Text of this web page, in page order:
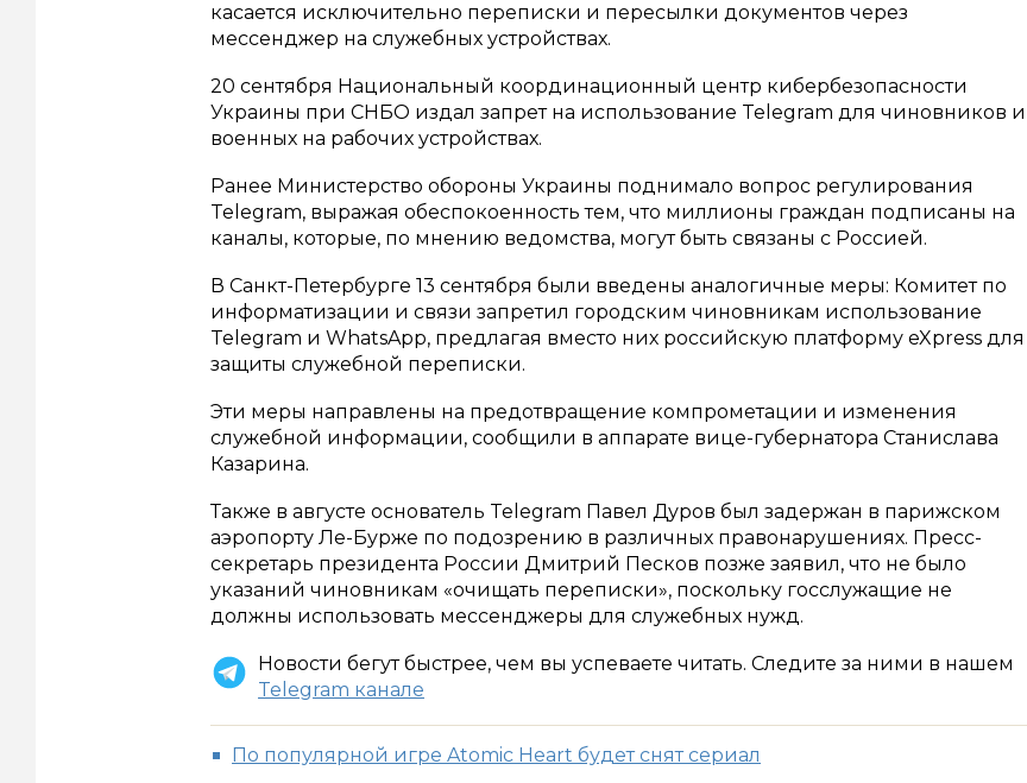
касается исключительно переписки и пересылки документов через
мессенджер на служебных устройствах.
20 сентября Национальный координационный центр кибербезопасности
Украины при СНБО издал запрет на использование Telegram для чиновников и
военных на рабочих устройствах.
Ранее Министерство обороны Украины поднимало вопрос регулирования
Telegram, выражая обеспокоенность тем, что миллионы граждан подписаны на
каналы, которые, по мнению ведомства, могут быть связаны с Россией.
В Санкт-Петербурге 13 сентября были введены аналогичные меры: Комитет по
информатизации и связи запретил городским чиновникам использование
Telegram и WhatsApp, предлагая вместо них российскую платформу eXpress для
защиты служебной переписки.
Эти меры направлены на предотвращение компрометации и изменения
служебной информации, сообщили в аппарате вице-губернатора Станислава
Казарина.
Также в августе основатель Telegram Павел Дуров был задержан в парижском
аэропорту Ле-Бурже по подозрению в различных правонарушениях. Пресс-
секретарь президента России Дмитрий Песков позже заявил, что не было
указаний чиновникам «очищать переписки», поскольку госслужащие не
должны использовать мессенджеры для служебных нужд.
Новости бегут быстрее, чем вы успеваете читать. Следите за ними в нашем
Telegram канале
По популярной игре Atomic Heart будет снят сериал